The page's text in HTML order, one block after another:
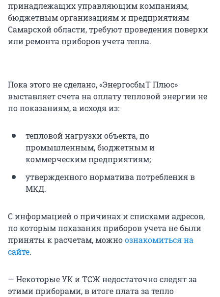
принадлежащих управляющим компаниям,
бюджетным организациям и предприятиям
Самарской области, требуют проведения поверки
или ремонта приборов учета тепла.
Пока этого не сделано, «ЭнергосбыТ Плюс»
выставляет счета на оплату тепловой энергии не
по показаниям, а исходя из:
тепловой нагрузки объекта, по
промышленным, бюджетным и
коммерческим предприятиям;
утвержденного норматива потребления в
МКД.
С информацией о причинах и списками адресов,
по которым показания приборов учета не были
приняты к расчетам, можноознакомиться на
сайте.
— Некоторые УК и ТСЖ недостаточно следят за
этими приборами, в итоге плата за тепло